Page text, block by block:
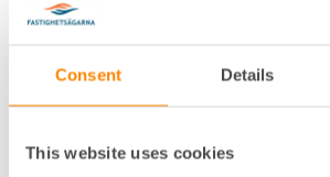
Consent Details
This website uses cookies